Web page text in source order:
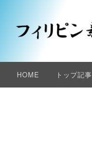
HOME トップ記事